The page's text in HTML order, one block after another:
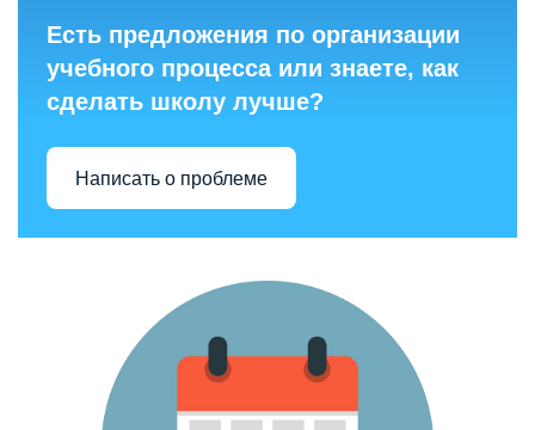
Есть предложения по организации
учебного процесса или знаете, как
сделать школу лучше?
Написать о проблеме